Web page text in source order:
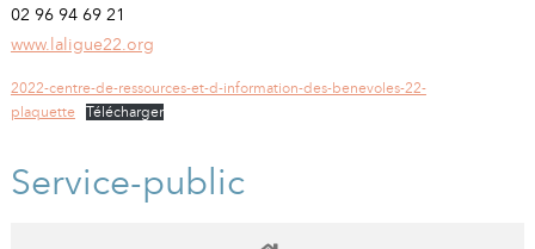
02 96 94 69 21
www.laligue22.org
2022-centre-de-ressources-et-d-information-des-benevoles-22-
plaquette
Télécharger
Service-public